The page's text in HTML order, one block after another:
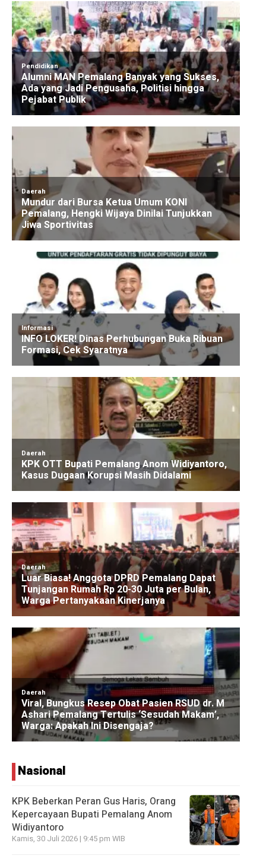
Nasional
KPK Beberkan Peran Gus Haris, Orang
Kepercayaan Bupati Pemalang Anom
Widiyantoro
Kamis, 30 Juli 2026 | 9:45 pm WIB